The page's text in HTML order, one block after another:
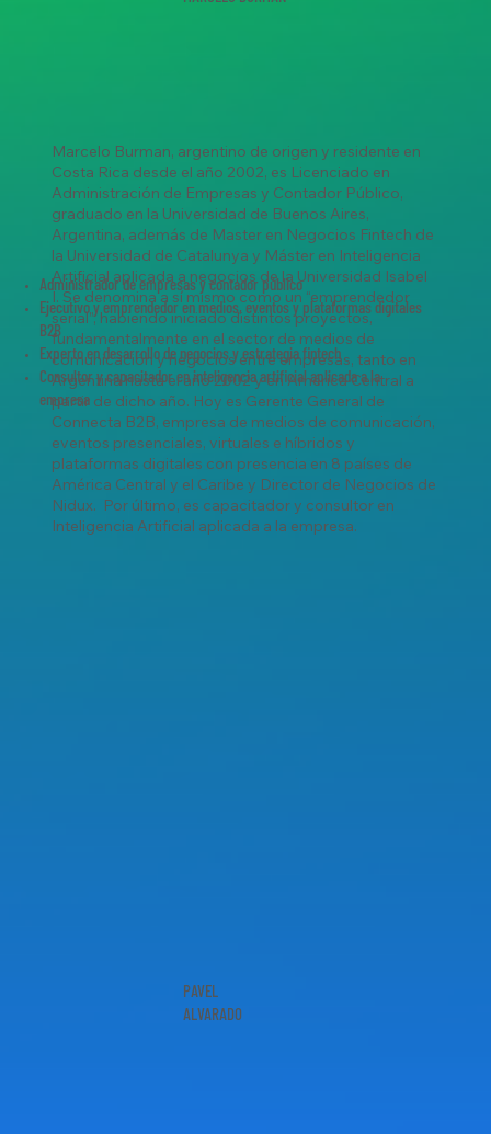
Administrador de empresas y contador público
Ejecutivo y emprendedor en medios, eventos y plataformas digitales
B2B
Experto en desarrollo de negocios y estrategia fintech
Consultor y capacitador en inteligencia artificial aplicada a la
empresa
Marcelo Burman, argentino de origen y residente en
Costa Rica desde el año 2002, es Licenciado en
Administración de Empresas y Contador Público,
graduado en la Universidad de Buenos Aires,
Argentina, además de Master en Negocios Fintech de
la Universidad de Catalunya y Máster en Inteligencia
Artificial aplicada a negocios de la Universidad Isabel
I. Se denomina a sí mismo como un “emprendedor
serial”, habiendo iniciado distintos proyectos,
fundamentalmente en el sector de medios de
comunicación y negocios entre empresas, tanto en
Argentina hasta el año 2002 y en América Central a
partir de dicho año. Hoy es Gerente General de
Connecta B2B, empresa de medios de comunicación,
eventos presenciales, virtuales e híbridos y
plataformas digitales con presencia en 8 países de
América Central y el Caribe y Director de Negocios de
Nidux. Por último, es capacitador y consultor en
Inteligencia Artificial aplicada a la empresa.
PAVEL
ALVARADO